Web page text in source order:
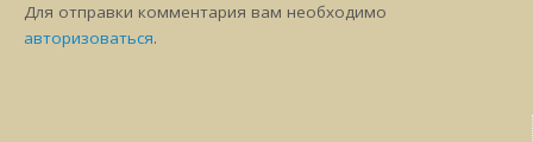
Для отправки комментария вам необходимо
авторизоваться.